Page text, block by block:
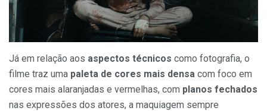
Já em relação aos aspectos técnicos como fotografia, o
filme traz uma paleta de cores mais densa com foco em
cores mais alaranjadas e vermelhas, com planos fechados
nas expressões dos atores, a maquiagem sempre